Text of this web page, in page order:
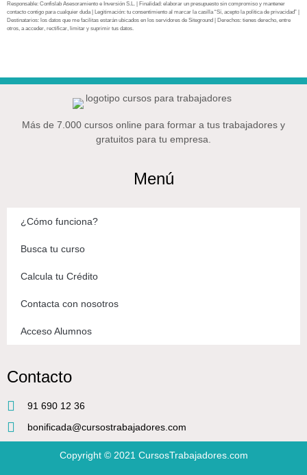
Responsable: Confislab Asesoramiento e Inversión S.L. | Finalidad: elaborar un presupuesto sin compromiso y mantener
contacto contigo para cualquier duda | Legitimación: tu consentimiento al marcar la casilla “Sí, acepto la política de privacidad” |
Destinatarios: los datos que me facilitas estarán ubicados en los servidores de Siteground | Derechos: tienes derecho, entre
otros, a acceder, rectificar, limitar y suprimir tus datos.
Más de 7.000 cursos online para formar a tus trabajadores y
gratuitos para tu empresa.
Menú
¿Cómo funciona?
Busca tu curso
Calcula tu Crédito
Contacta con nosotros
Acceso Alumnos
Contacto
91 690 12 36
bonificada@cursostrabajadores.com
Copyright © 2021 CursosTrabajadores.com